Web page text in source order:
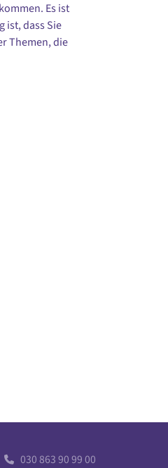
Es ist
ist, dass Sie
Themen, die

030 863 90 99 00